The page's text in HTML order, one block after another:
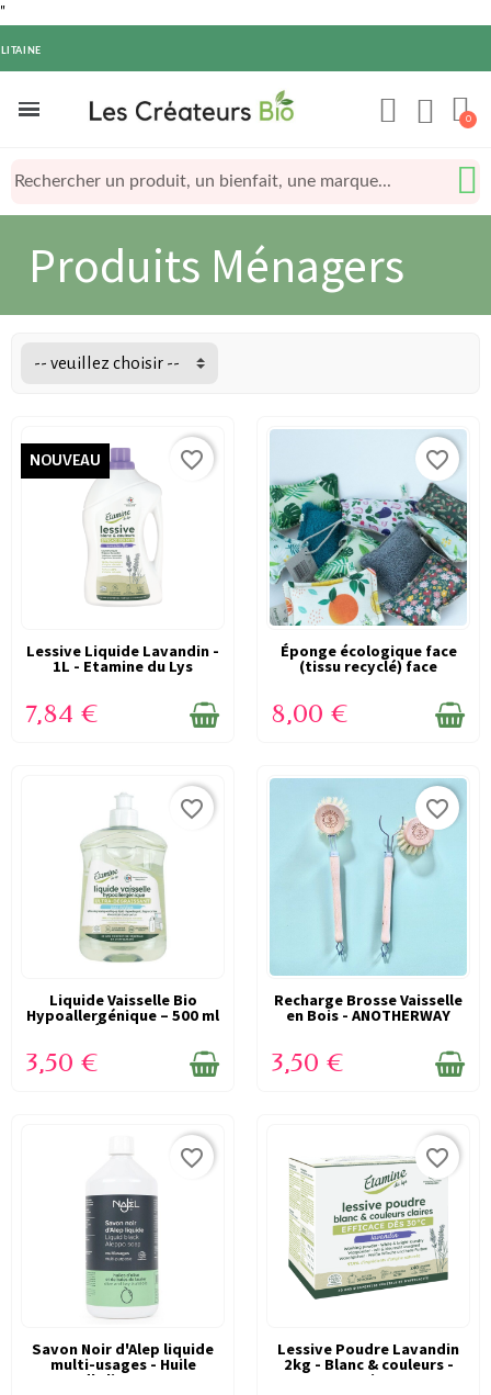
"
Produits Ménagers
-- veuillez choisir --
NOUVEAU
EN STOCK
favorite_border
Lessive Liquide Lavandin -
1L - Etamine du Lys
7,84 €
EN STOCK
favorite_border
Éponge écologique face
(tissu recyclé) face
grattante...
8,00 €
EN STOCK
favorite_border
Liquide Vaisselle Bio
Hypoallergénique – 500 ml
– Étamine...
3,50 €
EN STOCK
favorite_border
Recharge Brosse Vaisselle
en Bois - ANOTHERWAY
3,50 €
EN STOCK
favorite_border
Savon Noir d'Alep liquide
multi-usages - Huile
d'Olive et...
EN STOCK
favorite_border
Lessive Poudre Lavandin
2kg - Blanc & couleurs -
Etamine...